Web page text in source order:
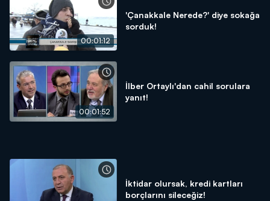
00:01:12
'Çanakkale Nerede?' diye sokağa
sorduk!
00:01:52
İlber Ortaylı'dan cahil sorulara
yanıt!
İktidar olursak, kredi kartları
borçlarını sileceğiz!